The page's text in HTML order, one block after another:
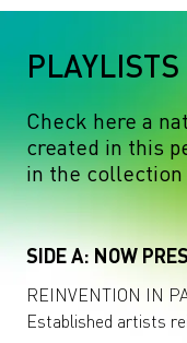
PLAYLISTS
Check here a
created in this
in the collection
SIDE A: NOW
REINVENTION IN
Established artists